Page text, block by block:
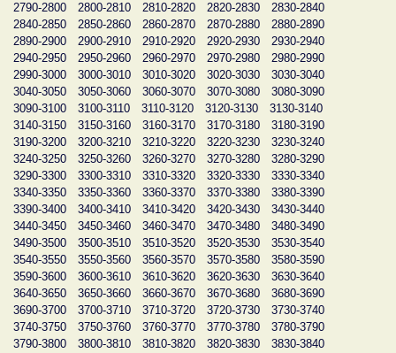
2790-2800
2800-2810 2810-2820 2820-2830
2830-2840
2840-2850
2850-2860 2860-2870 2870-2880
2880-2890
2890-2900
2900-2910 2910-2920 2920-2930
2930-2940
2940-2950
2950-2960 2960-2970 2970-2980
2980-2990
2990-3000
3000-3010 3010-3020 3020-3030
3030-3040
3040-3050
3050-3060 3060-3070 3070-3080
3080-3090
3090-3100
3100-3110 3110-3120 3120-3130
3130-3140
3140-3150
3150-3160 3160-3170 3170-3180
3180-3190
3190-3200
3200-3210 3210-3220 3220-3230
3230-3240
3240-3250
3250-3260 3260-3270 3270-3280
3280-3290
3290-3300
3300-3310 3310-3320 3320-3330
3330-3340
3340-3350
3350-3360 3360-3370 3370-3380
3380-3390
3390-3400
3400-3410 3410-3420 3420-3430
3430-3440
3440-3450
3450-3460 3460-3470 3470-3480
3480-3490
3490-3500
3500-3510 3510-3520 3520-3530
3530-3540
3540-3550
3550-3560 3560-3570 3570-3580
3580-3590
3590-3600
3600-3610 3610-3620 3620-3630
3630-3640
3640-3650
3650-3660 3660-3670 3670-3680
3680-3690
3690-3700
3700-3710 3710-3720 3720-3730
3730-3740
3740-3750
3750-3760 3760-3770 3770-3780
3780-3790
3790-3800
3800-3810 3810-3820 3820-3830
3830-3840